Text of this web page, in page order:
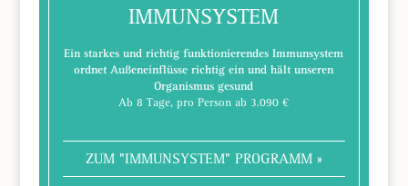
IMMUNSYSTEM
Ein starkes und richtig funktionierendes Immunsystem
ordnet Außeneinflüsse richtig ein und hält unseren
Organismus gesund
Ab 8 Tage, pro Person ab 3.090 €
ZUM "IMMUNSYSTEM" PROGRAMM »